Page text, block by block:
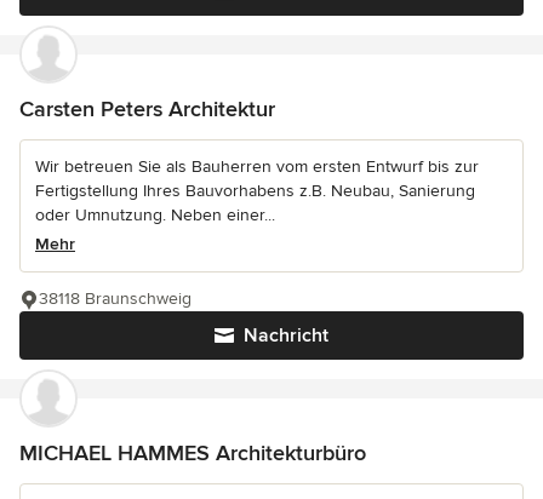
Carsten Peters Architektur
Wir betreuen Sie als Bauherren vom ersten Entwurf bis zur
Fertigstellung Ihres Bauvorhabens z.B. Neubau, Sanierung
oder Umnutzung. Neben einer...
Mehr
Nachricht
38118 Braunschweig
MICHAEL HAMMES Architekturbüro